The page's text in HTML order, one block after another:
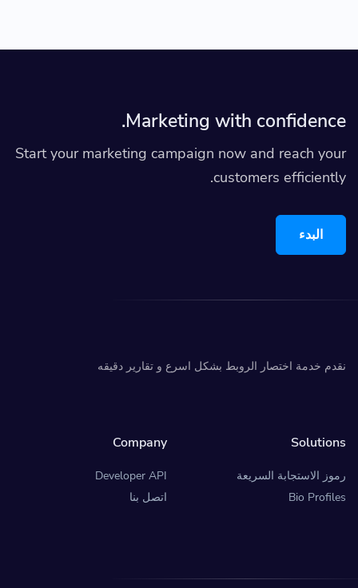
Marketing with confidence.
Start your marketing campaign now and reach your
customers efficiently.
البدء
نقدم خدمة اختصار الروبط بشكل اسرع و تقارير دقيقه
Solutions
رموز الاستجابة السريعة
Bio Profiles
Company
Developer API
اتصل بنا